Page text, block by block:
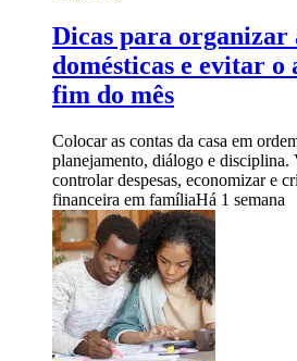
Dicas para organizar
domésticas e evitar o
fim do mês
Colocar as contas da casa em
planejamento, diálogo e disciplina.
controlar despesas, economizar e
financeira em famíliaHá 1 semana